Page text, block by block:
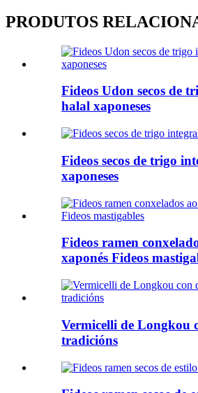
PRODUTOS
Fideos Udon secos de
halal xaponeses
Fideos secos de trigo
xaponeses
Fideos ramen
xaponés Fideos
Vermicelli de Longkou
tradicións